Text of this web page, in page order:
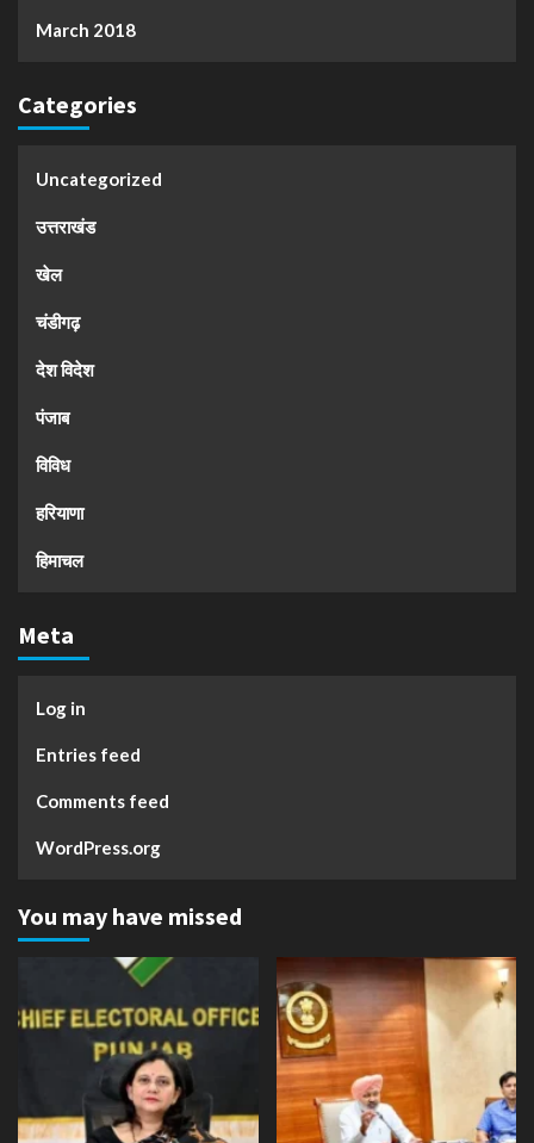
March 2018
Categories
Uncategorized
उत्तराखंड
खेल
चंडीगढ़
देश विदेश
पंजाब
विविध
हरियाणा
हिमाचल
Meta
Log in
Entries feed
Comments feed
WordPress.org
You may have missed